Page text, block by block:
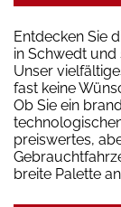
Entdecken Sie
in Schwedt und
Unser
fast keine
Ob Sie ein
preiswertes,
breite Palette